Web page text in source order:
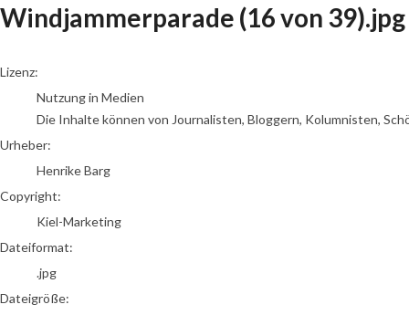
Windjammerparade (16 von 39).jpg
Henrike Barg
Lizenz:
Nutzung in Medien
Die Inhalte können von Journalisten, Bloggern, Kolumnisten,
Urheber:
Henrike Barg
Copyright:
Kiel-Marketing
Dateiformat:
.jpg
Dateigröße: